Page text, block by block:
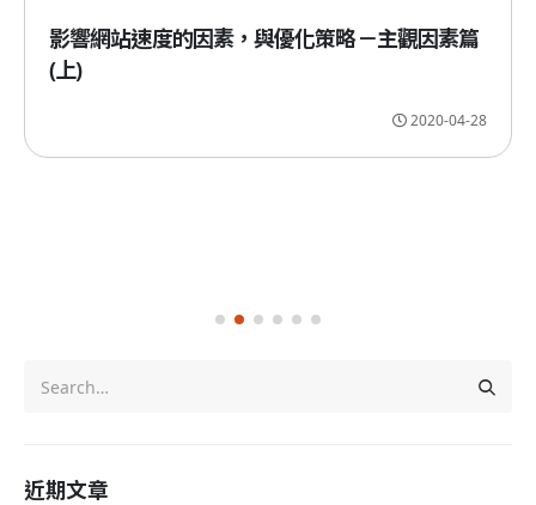
2020-04-28
影響網站速度的因素，與優化策略－主觀因素篇
(上)
近期文章